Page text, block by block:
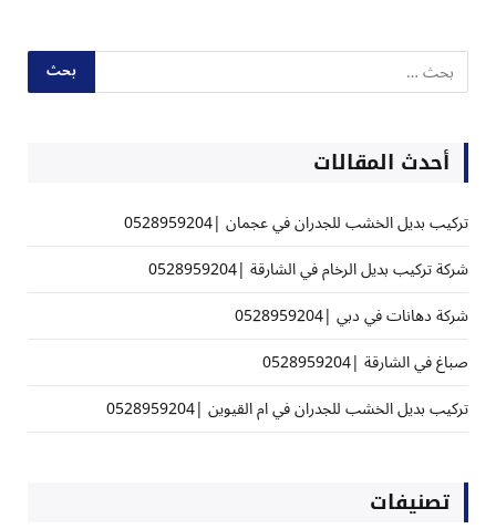
أحدث المقالات
تركيب بديل الخشب للجدران في عجمان |0528959204
شركة تركيب بديل الرخام في الشارقة |0528959204
شركة دهانات في دبي |0528959204
صباغ في الشارقة |0528959204
تركيب بديل الخشب للجدران في ام القيوين |0528959204
تصنيفات